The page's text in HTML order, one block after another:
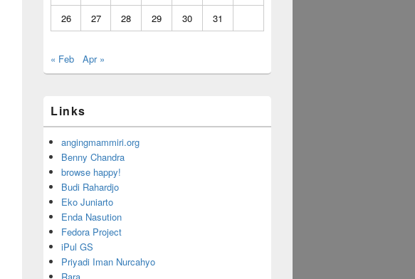
26
27 28 29 30 31
« Feb Apr »
Links
angingmammiri.org
Benny Chandra
browse happy!
Budi Rahardjo
Eko Juniarto
Enda Nasution
Fedora Project
iPul GS
Priyadi Iman Nurcahyo